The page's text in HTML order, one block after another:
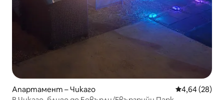
Апартамент – Чикаго Средна
4,64 (28)